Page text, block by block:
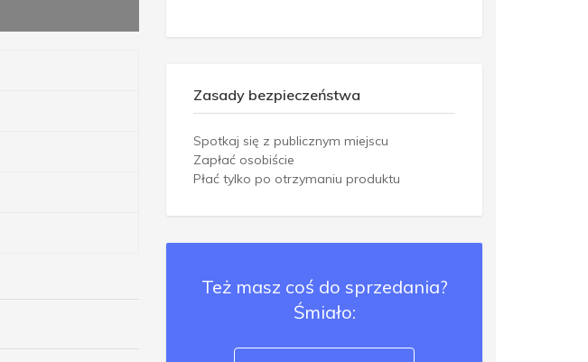
Zasady bezpieczeństwa
Spotkaj się z publicznym miejscu
Zapłać osobiście
Płać tylko po otrzymaniu produktu
Też masz coś do sprzedania?
Śmiało: